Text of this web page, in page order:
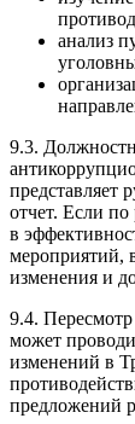
анализ
9.3.
представляет
отчет. Если
в
мероприятий,
изменения и
9.4.
может
изменений в
предложений